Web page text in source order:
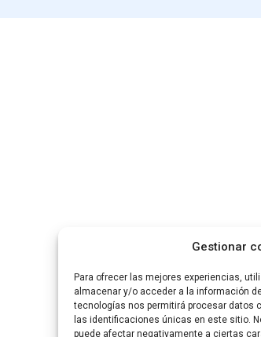
Gestionar
Para ofrecer las mejores experiencias,
almacenar y/o acceder a la información
tecnologías nos permitirá procesar datos
las identificaciones únicas en este sitio.
puede afectar negativamente a ciertas